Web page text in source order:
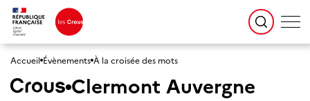
Accueil Évènements À la croisée des mots
Clermont Auvergne